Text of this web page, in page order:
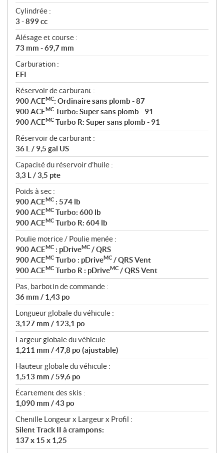
Cylindrée :
3 - 899 cc
Alésage et course :
73 mm - 69,7 mm
Carburation :
EFI
Réservoir de carburant :
900 ACEMC: Ordinaire sans plomb - 87
900 ACEMC Turbo: Super sans plomb - 91
900 ACEMC Turbo R: Super sans plomb - 91
Réservoir de carburant :
36 L / 9,5 gal US
Capacité du réservoir d'huile :
3,3 L / 3,5 pte
Poids à sec :
900 ACEMC : 574 lb
900 ACEMC Turbo: 600 lb
900 ACEMC Turbo R: 604 lb
Poulie motrice / Poulie menée :
900 ACEMC : pDriveMC / QRS
900 ACEMC Turbo : pDriveMC / QRS Vent
900 ACEMC Turbo R : pDriveMC / QRS Vent
Pas, barbotin de commande :
36 mm / 1,43 po
Longueur globale du véhicule :
3,127 mm / 123,1 po
Largeur globale du véhicule :
1,211 mm / 47,8 po (ajustable)
Hauteur globale du véhicule :
1,513 mm / 59,6 po
Écartement des skis :
1,090 mm / 43 po
Chenille Longeur x Largeur x Profil :
Silent Track II à crampons:
137 x 15 x 1,25